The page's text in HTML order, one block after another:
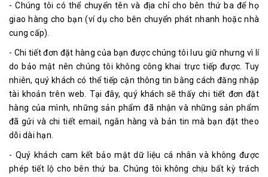
- Chúng tôi có thể chuyển tên và địa chỉ cho bên thứ ba để họ
giao hàng cho bạn (ví dụ cho bên chuyển phát nhanh hoặc nhà
cung cấp).
- Chi tiết đơn đặt hàng của bạn được chúng tôi lưu giữ nhưng vì lí
do bảo mật nên chúng tôi không công khai trực tiếp được. Tuy
nhiên, quý khách có thể tiếp cận thông tin bằng cách đăng nhập
tài khoản trên web. Tại đây, quý khách sẽ thấy chi tiết đơn đặt
hàng của mình, những sản phẩm đã nhận và những sản phẩm
đã gửi và chi tiết email, ngân hàng và bản tin mà bạn đặt theo
dõi dài hạn.
- Quý khách cam kết bảo mật dữ liệu cá nhân và không được
phép tiết lộ cho bên thứ ba. Chúng tôi không chịu bất kỳ trách